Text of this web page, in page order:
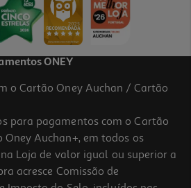
ONEY
o Cartão Oney Auchan / Cartão
para pagamentos com o Cartão
Auchan+, em todos os
Loja de valor igual ou superior a
acresce Comissão de